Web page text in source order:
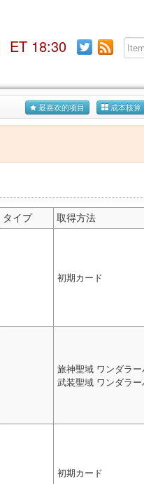
ET 18:30
成本核算
最喜欢的项目
タイプ 取得方法
初期カード
旅神聖域 ワンダラー
武装聖域 ワンダラー
初期カード